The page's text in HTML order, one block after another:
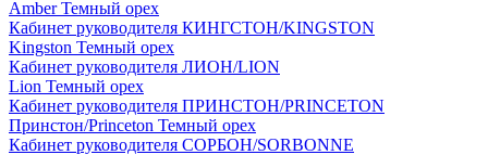
Amber Темный орех
Кабинет руководителя КИНГСТОН/KINGSTON
Kingston Темный орех
Кабинет руководителя ЛИОН/LION
Lion Темный орех
Кабинет руководителя ПРИНСТОН/PRINCETON
Принстон/Princeton Темный орех
Кабинет руководителя СОРБОН/SORBONNE